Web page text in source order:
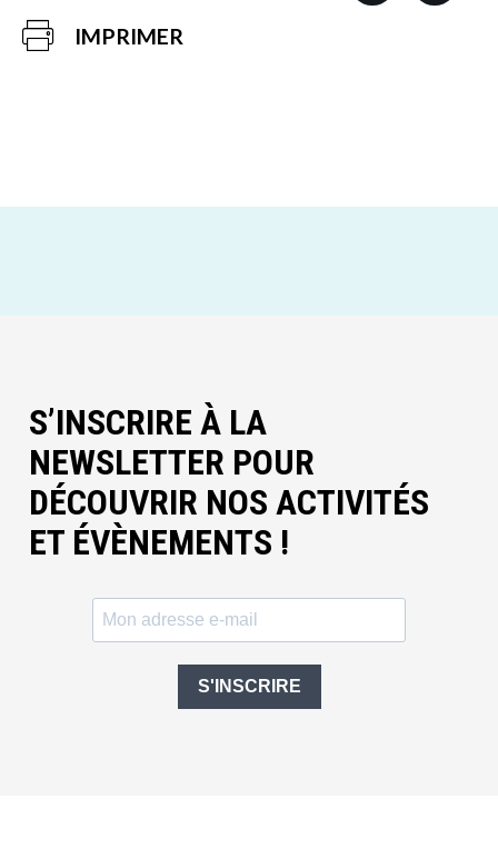
IMPRIMER
S’INSCRIRE À LA
NEWSLETTER POUR
DÉCOUVRIR NOS ACTIVITÉS
ET ÉVÈNEMENTS !
S'INSCRIRE